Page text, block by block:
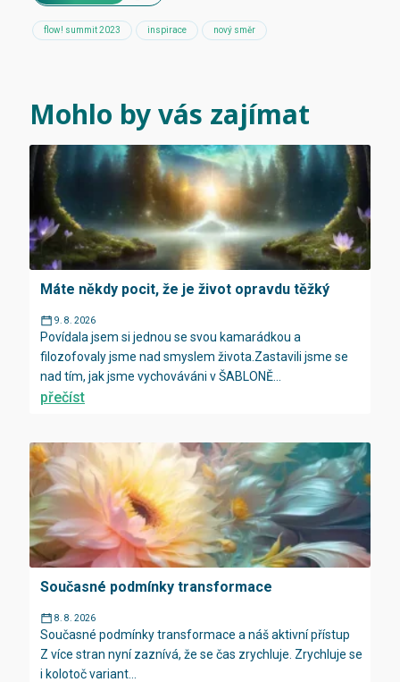
flow! summit 2023 inspirace nový směr
Mohlo by vás zajímat
Máte někdy pocit, že je život opravdu těžký
9. 8. 2026
Povídala jsem si jednou se svou kamarádkou a
filozofovaly jsme nad smyslem života.Zastavili jsme se
nad tím, jak jsme vychováváni v ŠABLONĚ...
přečíst
Současné podmínky transformace
8. 8. 2026
Současné podmínky transformace a náš aktivní přístup
Z více stran nyní zaznívá, že se čas zrychluje. Zrychluje se
i kolotoč variant...